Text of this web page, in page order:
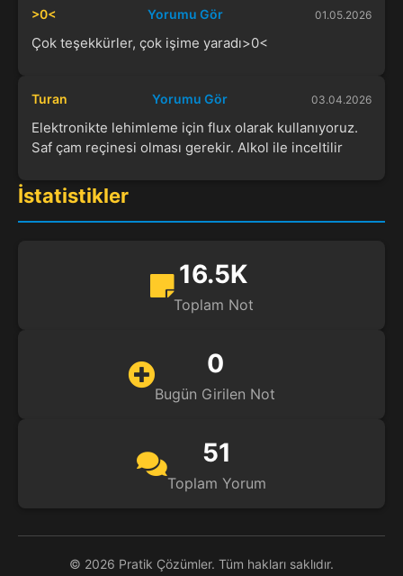
>0< Yorumu Gör 01.05.2026
Çok teşekkürler, çok işime yaradı>0<
Turan Yorumu Gör 03.04.2026
Elektronikte lehimleme için flux olarak kullanıyoruz.
Saf çam reçinesi olması gerekir. Alkol ile inceltilir
İstatistikler
16.5K
Toplam Not
0
Bugün Girilen Not
51
Toplam Yorum
© 2026 Pratik Çözümler. Tüm hakları saklıdır.